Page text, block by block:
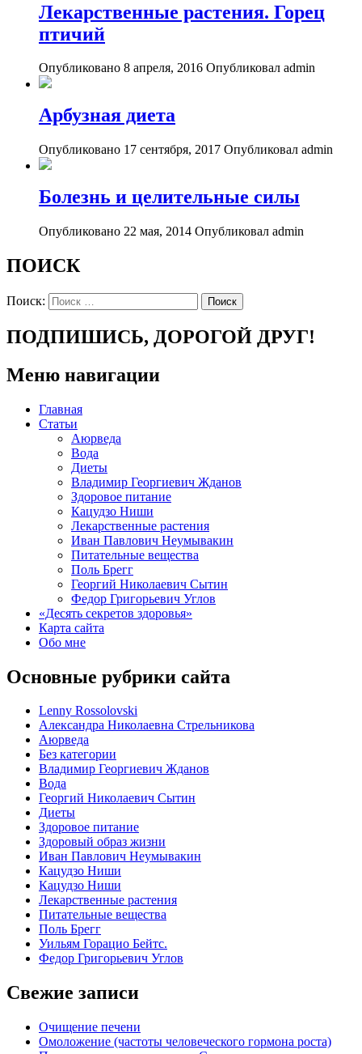
Лекарственные растения. Горец
птичий
Опубликовано 8 апреля, 2016 Опубликовал admin
Арбузная диета
Опубликовано 17 сентября, 2017 Опубликовал admin
Болезнь и целительные силы
Опубликовано 22 мая, 2014 Опубликовал admin
ПОИСК
Поиск:
ПОДПИШИСЬ, ДОРОГОЙ ДРУГ!
Меню навигации
Главная
Статьи
Аюрведа
Вода
Диеты
Владимир Георгиевич Жданов
Здоровое питание
Кацудзо Ниши
Лекарственные растения
Иван Павлович Неумывакин
Питательные вещества
Поль Брегг
Георгий Николаевич Сытин
Федор Григорьевич Углов
«Десять секретов здоровья»
Карта сайта
Обо мне
Основные рубрики сайта
Lenny Rossolovski
Александра Николаевна Стрельникова
Аюрведа
Без категории
Владимир Георгиевич Жданов
Вода
Георгий Николаевич Сытин
Диеты
Здоровое питание
Здоровый образ жизни
Иван Павлович Неумывакин
Кацудзо Ниши
Кацудзо Ниши
Лекарственные растения
Питательные вещества
Поль Брегг
Уильям Горацио Бейтс.
Федор Григорьевич Углов
Свежие записи
Очищение печени
Омоложение (частоты человеческого гормона роста)